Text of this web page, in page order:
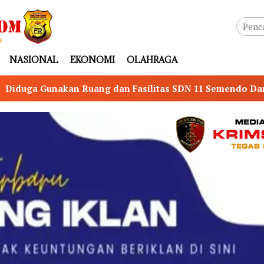
NASIONAL EKONOMI OLAHRAGA
SDN 11 Semendo Darat Tengah untuk Senam,